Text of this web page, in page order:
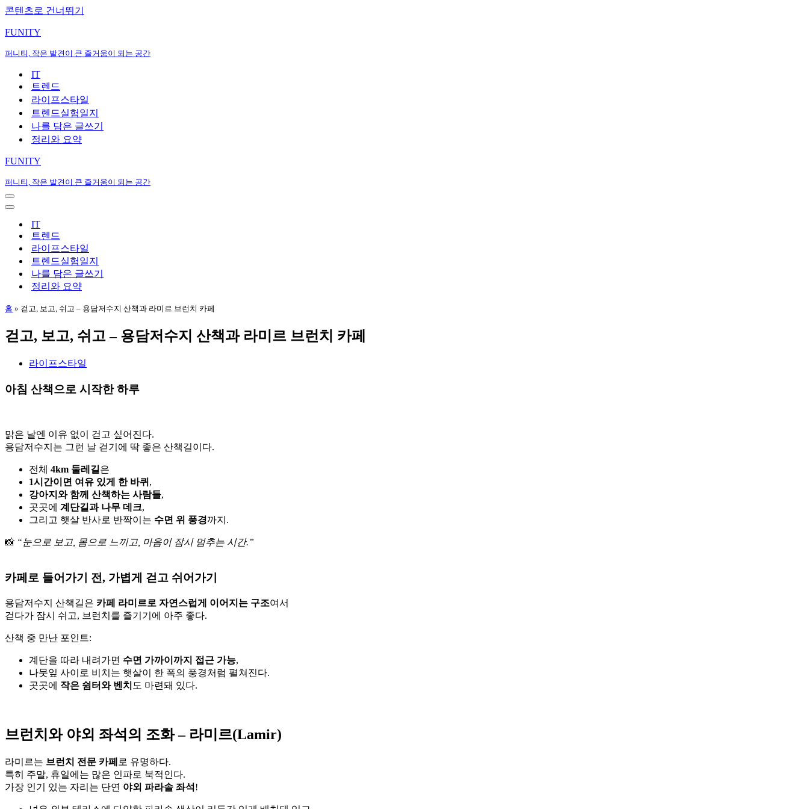
콘텐츠로 건너뛰기
FUNITY
퍼니티, 작은 발견이 큰 즐거움이 되는 공간
IT
트렌드
라이프스타일
트렌드실험일지
나를 담은 글쓰기
정리와 요약
FUNITY
퍼니티, 작은 발견이 큰 즐거움이 되는 공간
내
비
내
IT
트렌드
라이프스타일
트렌드실험일지
나를 담은 글쓰기
정리와 요약
홈 » 걷고, 보고, 쉬고 – 용담저수지 산책과 라미르 브런치 카페
걷고, 보고, 쉬고 – 용담저수지 산책과 라미르 브런치 카페
라이프스타일
아침 산책으로 시작한 하루
맑은 날엔 이유 없이 걷고 싶어진다.
용담저수지는 그런 날 걷기에 딱 좋은 산책길이다.
전체 4km 둘레길 은
1시간이면 여유 있게 한 바퀴 ,
강아지와 함께 산책하는 사람들,
곳곳에 계단길과 나무 데크,
그리고 햇살 반사로 반짝이는 수면 위 풍경까지.
📸 “눈으로 보고, 몸으로 느끼고, 마음이 잠시 멈추는 시간.”
카페로 들어가기 전, 가볍게 걷고 쉬어가기
용담저수지 산책길은 카페 라미르로 자연스럽게 이어지는 구조여서
걷다가 잠시 쉬고, 브런치를 즐기기에 아주 좋다.
산책 중 만난 포인트:
계단을 따라 내려가면 수면 가까이까지 접근 가능,
나뭇잎 사이로 비치는 햇살이 한 폭의 풍경처럼 펼쳐진다.
곳곳에 작은 쉼터와 벤치 도 마련돼 있다.
브런치와 야외 좌석의 조화 – 라미르(Lamir)
라미르는 브런치 전문 카페 로 유명하다.
특히 주말, 휴일에는 많은 인파로 북적인다.
가장 인기 있는 자리는 단연 야외 파라솔 좌석 !